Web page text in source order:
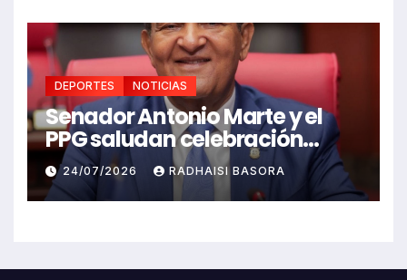
DEPORTES NOTICIAS
Senador Antonio Marte y el
PPG saludan celebración
Juegos Centroamericanos
24/07/2026 RADHAISI BASORA